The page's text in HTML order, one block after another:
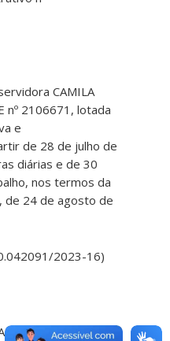
CAMILA
nº 2106671, lotada
e
de 28 de julho de
diárias e de 30
nos termos da
de 24 de agosto de
2023-16)
MARCOS